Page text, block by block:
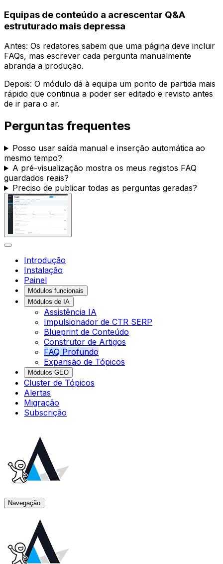
Equipas de conteúdo a acrescentar Q&A
estruturado mais depressa
Antes: Os redatores sabem que uma página deve incluir
FAQs, mas escrever cada pergunta manualmente
abranda a produção.
Depois: O módulo dá à equipa um ponto de partida mais
rápido que continua a poder ser editado e revisto antes
de ir para o ar.
Perguntas frequentes
Posso usar saída manual e inserção automática ao
mesmo tempo?
A pré-visualização mostra os meus registos FAQ
guardados reais?
Preciso de publicar todas as perguntas geradas?
Introdução
Instalação
Painel
Módulos funcionais
Módulos de IA
Assistência IA
Impulsionador de CTR SERP
Blueprint de Conteúdo
Construtor de Artigos
FAQ Profundo
Expansão de Tópicos
Módulos GEO
Cluster de Tópicos
Alertas
Migração
Subscrição
Navegação